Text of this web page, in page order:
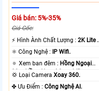
Giá bán: 5%-35%
Giá Gốc:
️⚡ Hình Ành Chất Lượng :2K Lite .
⚛️ Công Nghệ :
IP Wifi.
🔅 Xem ban đêm : Hồng Ngoại
30m Hồng Ngoại Smart IR.
💢 Loại CameraXoay 360.
️✤ Ưu Điểm :Công Nghệ AI.